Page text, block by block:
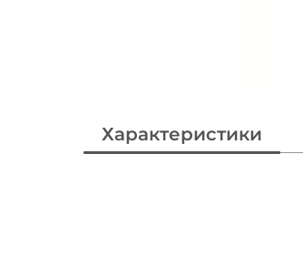
Характеристики